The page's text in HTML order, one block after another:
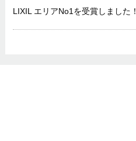
LIXIL エリアNo1を受賞しました！